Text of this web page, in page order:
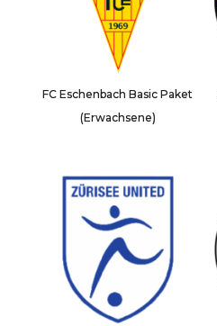
FC Eschenbach Basic Paket
(Erwachsene)